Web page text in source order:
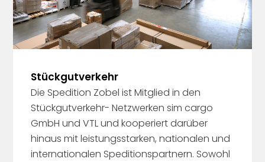
Stückgutverkehr
Die Spedition Zobel ist Mitglied in den
Stückgutverkehr- Netzwerken sim cargo
GmbH und VTL und kooperiert darüber
hinaus mit leistungsstarken, nationalen und
internationalen Speditionspartnern. Sowohl